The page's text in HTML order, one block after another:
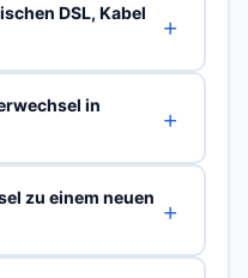
DSL, Kabel
in
zu einem neuen